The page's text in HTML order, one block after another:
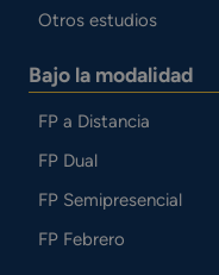
Otros estudios
Bajo la modalidad
FP a Distancia
FP Dual
FP Semipresencial
FP Febrero